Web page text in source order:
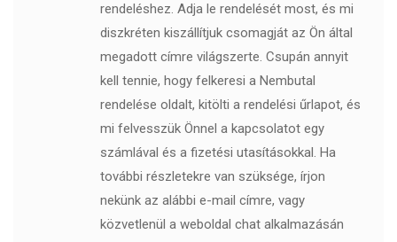
rendeléshez. Adja le rendelését most, és mi
diszkréten kiszállítjuk csomagját az Ön által
megadott címre világszerte. Csupán annyit
kell tennie, hogy felkeresi a Nembutal
rendelése oldalt, kitölti a rendelési űrlapot, és
mi felvesszük Önnel a kapcsolatot egy
számlával és a fizetési utasításokkal. Ha
további részletekre van szüksége, írjon
nekünk az alábbi e-mail címre, vagy
közvetlenül a weboldal chat alkalmazásán